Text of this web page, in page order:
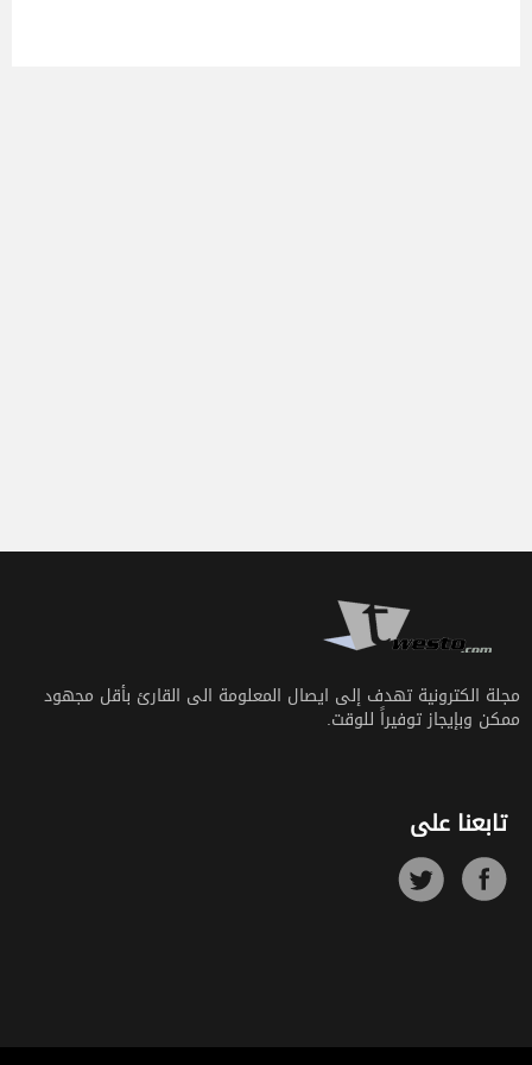
مجلة الكترونية تهدف إلى ايصال المعلومة الى القارئ بأقل مجهود
ممكن وبإيجاز توفيراً للوقت.
تابعنا على